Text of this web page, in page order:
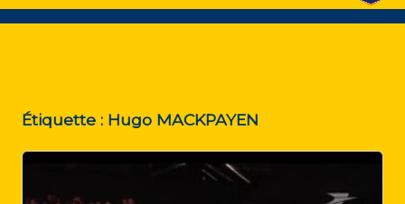
Étiquette : Hugo MACKPAYEN